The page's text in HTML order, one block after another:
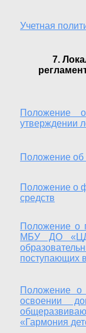
Учетная
7.
Положение
утверждении
Положение об
Положение о
средств
Положение о
МБУ ДО «ЦДТ
поступающих
Положение о
освоении
«Гармония